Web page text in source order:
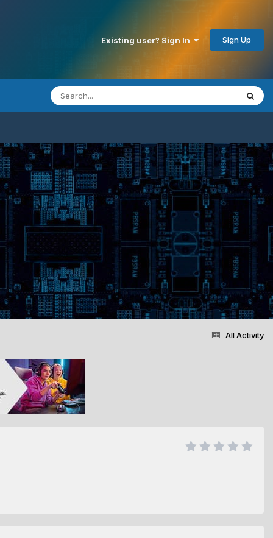
Existing user? Sign In Sign Up
All Activity